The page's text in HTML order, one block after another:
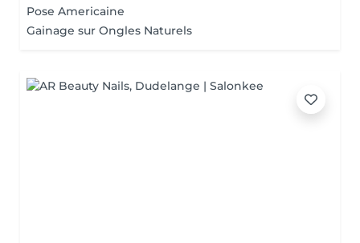
Pose Americaine
Gainage sur Ongles Naturels